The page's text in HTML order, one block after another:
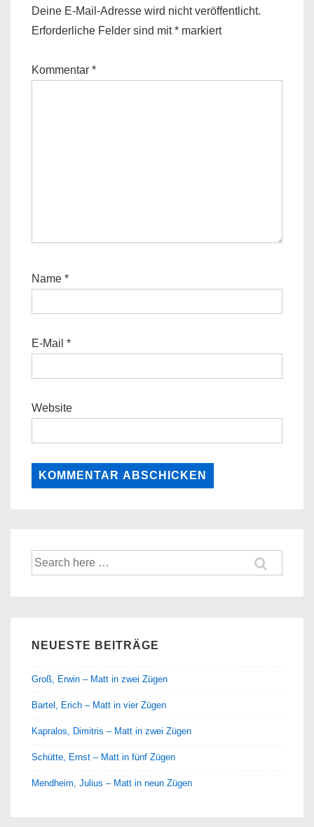
Deine E-Mail-Adresse wird nicht veröffentlicht.
Erforderliche Felder sind mit* markiert
Kommentar *
Name *
E-Mail *
Website
Suche
nach:
NEUESTE BEITRÄGE
Groß, Erwin – Matt in zwei Zügen
Bartel, Erich – Matt in vier Zügen
Kapralos, Dimitris – Matt in zwei Zügen
Schütte, Ernst – Matt in fünf Zügen
Mendheim, Julius – Matt in neun Zügen